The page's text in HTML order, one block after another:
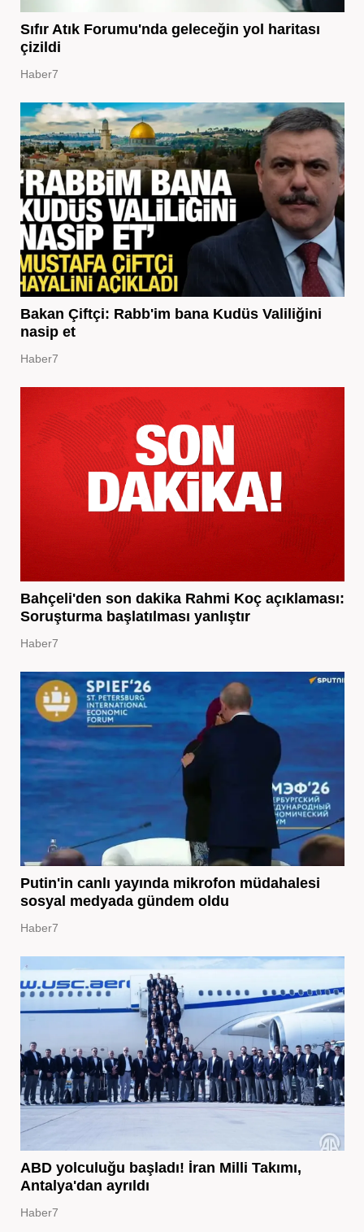
Sıfır Atık Forumu'nda geleceğin yol haritası
çizildi
Haber7
Bakan Çiftçi: Rabb'im bana Kudüs Valiliğini
nasip et
Haber7
Bahçeli'den son dakika Rahmi Koç açıklaması:
Soruşturma başlatılması yanlıştır
Haber7
Putin'in canlı yayında mikrofon müdahalesi
sosyal medyada gündem oldu
Haber7
ABD yolculuğu başladı! İran Milli Takımı,
Antalya'dan ayrıldı
Haber7